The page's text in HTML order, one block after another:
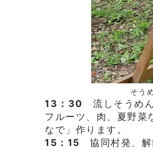
そう
13：30 流しそうめ
フルーツ、肉、夏野菜
なで」作ります。
15：15 協同村発、解